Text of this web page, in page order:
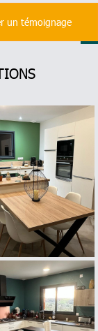
un témoignage